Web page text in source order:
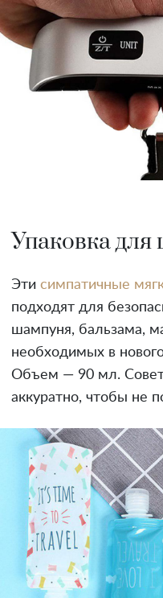
Упаковка
Эти симпатичные
подходят для
шампуня, бальзама,
необходимых в
Объем — 90 мл.
аккуратно, чтобы не